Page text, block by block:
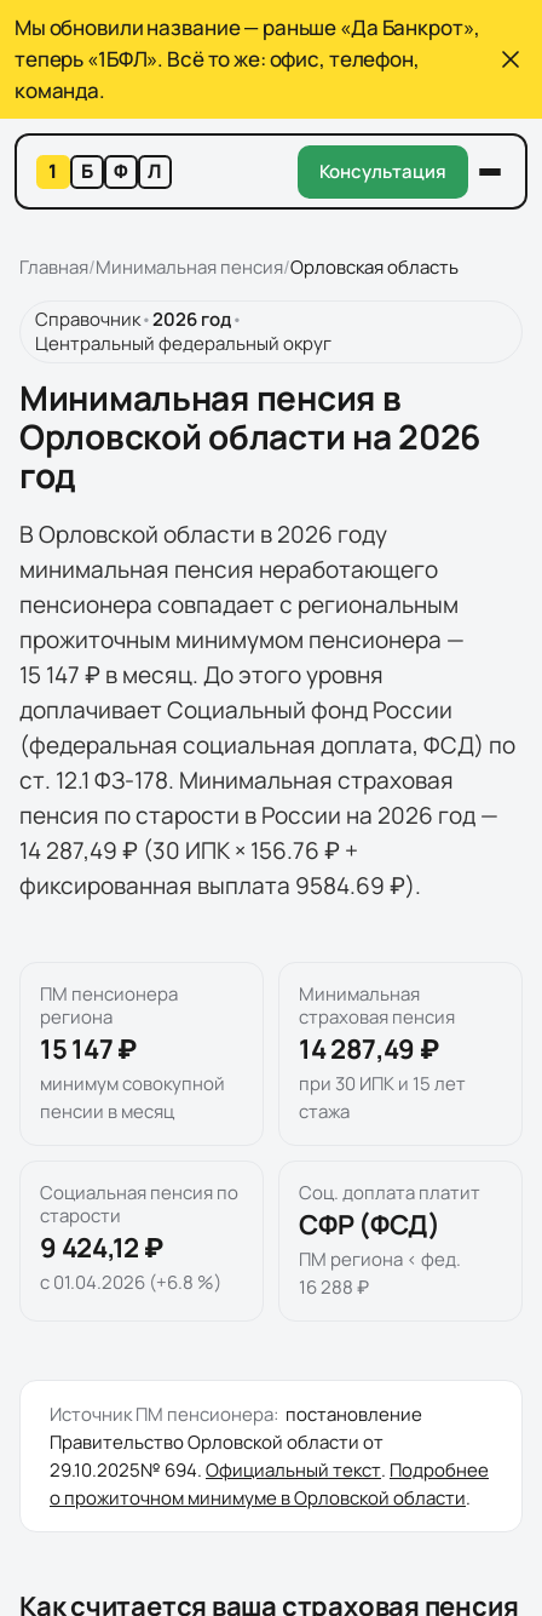
Мы обновили название — раньше «Да Банкрот»,
теперь «1БФЛ». Всё то же: офис, телефон,
команда.
1 Б Ф Л Консультация
Главная/Минимальная пенсия/Орловская область
Справочник•2026год•
Центральный федеральный округ
Минимальная пенсия в
Орловской области на 2026
год
В Орловской области в 2026 году
минимальная пенсия неработающего
пенсионера совпадает с региональным
прожиточным минимумом пенсионера —
15 147 ₽ в месяц. До этого уровня
доплачивает Социальный фонд России
(федеральная социальная доплата, ФСД) по
ст. 12.1 ФЗ-178. Минимальная страховая
пенсия по старости в России на 2026 год —
14 287,49 ₽ (30 ИПК × 156.76 ₽ +
фиксированная выплата 9584.69 ₽).
ПМ пенсионера
региона
15 147 ₽
минимум совокупной
пенсии в месяц
Минимальная
страховая пенсия
14 287,49 ₽
при 30 ИПК и 15 лет
стажа
Социальная пенсия по
старости
9 424,12 ₽
с 01.04.2026 (+6.8 %)
Соц. доплата платит
СФР (ФСД)
ПМ региона < фед.
16 288 ₽
Источник ПМ пенсионера: постановление
Правительство Орловской областиот
29.10.2025№ 694.Официальный текст. Подробнее
о прожиточном минимуме вОрловской области.
Как считается ваша страховая пенсия